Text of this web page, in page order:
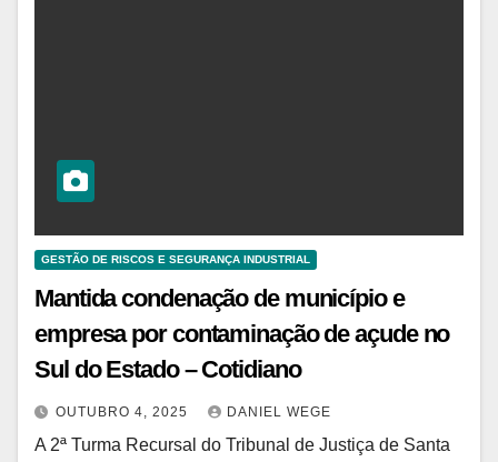
GESTÃO DE RISCOS E SEGURANÇA INDUSTRIAL
Mantida condenação de município e
empresa por contaminação de açude no
Sul do Estado – Cotidiano
OUTUBRO 4, 2025 DANIEL WEGE
A 2ª Turma Recursal do Tribunal de Justiça de Santa